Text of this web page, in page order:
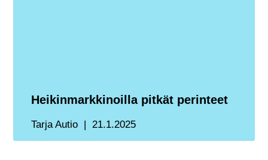
Heikinmarkkinoilla pitkät perinteet
Tarja Autio 21.1.2025